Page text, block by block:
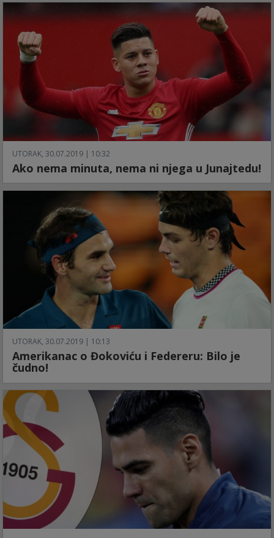
UTORAK, 30.07.2019 | 10:32
Ako nema minuta, nema ni njega u Junajtedu!
UTORAK, 30.07.2019 | 10:13
Amerikanac o Đokoviću i Federeru: Bilo je
čudno!